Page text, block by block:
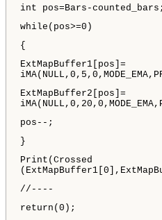
int pos=Bars-counted_bars;
while(pos>=0)
{
ExtMapBuffer1[pos]=
ExtMapBuffer2[pos]=
pos--;
}
Print(Crossed
//----
return(0);